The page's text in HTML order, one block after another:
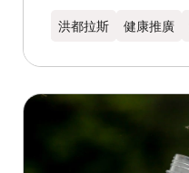
洪都拉斯​ 健康推廣